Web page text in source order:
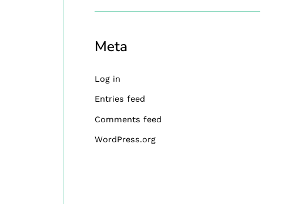
Meta
Log in
Entries feed
Comments feed
WordPress.org